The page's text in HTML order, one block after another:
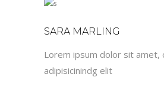
SARA MARLING
Lorem ipsum dolor sit amet,
adipisicinindg elit